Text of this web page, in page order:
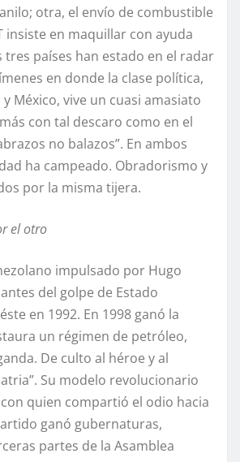
otra, el envío de combustible
insiste en maquillar con ayuda
tres países han estado en el radar
en donde la clase política,
México, vive un cuasi amasiato
con tal descaro como en el
no balazos”. En ambos
ha campeado. Obradorismo y
por la misma tijera.
el otro
impulsado por Hugo
del golpe de Estado
en 1992. En 1998 ganó la
un régimen de petróleo,
De culto al héroe y al
Su modelo revolucionario
quien compartió el odio hacia
ganó gubernaturas,
partes de la Asamblea